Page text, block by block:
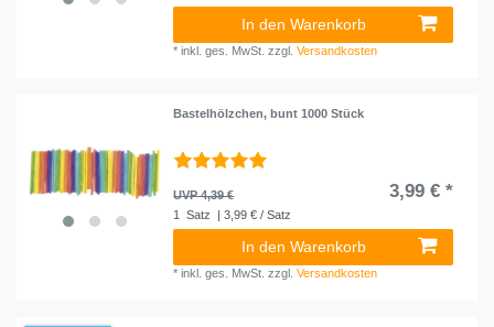
In den Warenkorb
*inkl. ges. MwSt. zzgl.Versandkosten
Bastelhölzchen, bunt 1000 Stück
UVP 4,39 € 3,99 € *
1 Satz | 3,99 € / Satz
In den Warenkorb
*inkl. ges. MwSt. zzgl.Versandkosten